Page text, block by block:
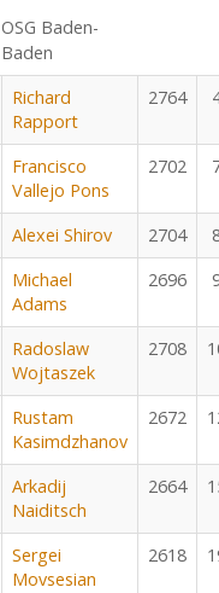
OSG Baden-
Baden
Richard
Rapport
2764
Francisco
Vallejo Pons
2702
Alexei Shirov 2704
Michael
Adams
2696
Radoslaw
Wojtaszek
2708
Rustam
Kasimdzhanov
2672
Arkadij
Naiditsch
2664
Sergei
Movsesian
2618